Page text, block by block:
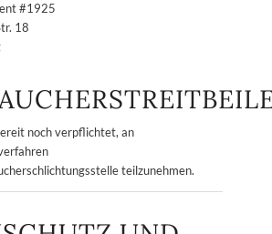
#1925
18
noch verpflichtet, an
teilzunehmen.